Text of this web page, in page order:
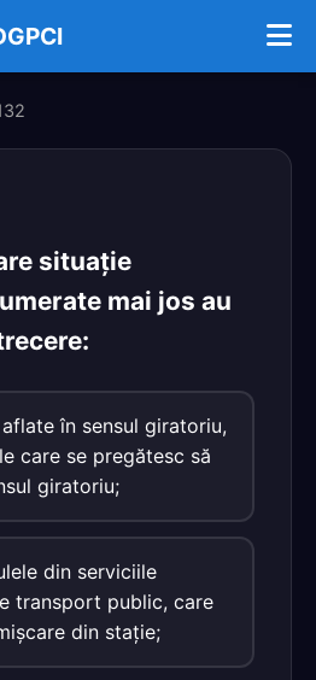
situaţie
mai jos au
în sensul giratoriu,
care se pregătesc să
giratoriu;
din serviciile
transport public, care
din staţie;